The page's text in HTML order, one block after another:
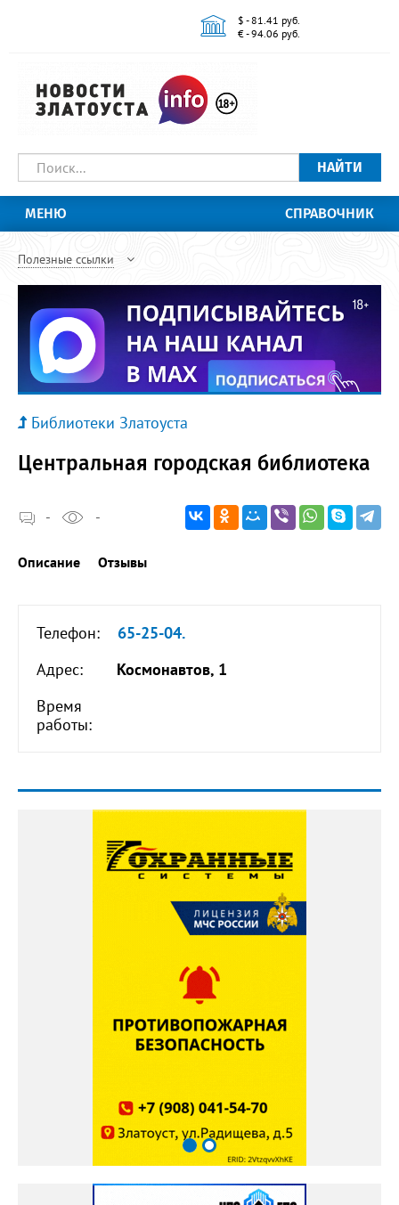
$ - 81.41 руб.
€ - 94.06 руб.
НАЙТИ
МЕНЮ СПРАВОЧНИК
Полезные ссылки
Библиотеки Златоуста
Центральная городская библиотека
- -
Описание Отзывы
Телефон:
65-25-04.
Адрес:
Космонавтов, 1
Время
работы: